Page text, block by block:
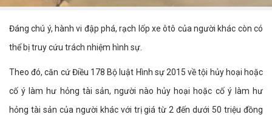
Đáng chú ý, hành vi đập phá, rạch lốp xe ôtô của người khác còn có
thể bị truy cứu trách nhiệm hình sự.
Theo đó, căn cứ Điều 178 Bộ luật Hình sự 2015 về tội hủy hoại hoặc
cố ý làm hư hỏng tài sản, người nào hủy hoại hoặc cố ý làm hư
hỏng tài sản của người khác với trị giá từ 2 đến dưới 50 triệu đồng